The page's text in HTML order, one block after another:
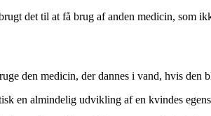
det til at få brug af anden medicin, som
den medicin, der dannes i vand, hvis den
en almindelig udvikling af en kvindes